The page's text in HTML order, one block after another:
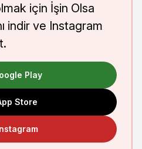
için İşin Olsa
indir ve Instagram
Play
Store